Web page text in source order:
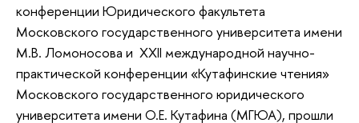
конференции Юридического факультета
Московского государственного университета имени
М.В. Ломоносова и XXII международной научно-
практической конференции «Кутафинские чтения»
Московского государственного юридического
университета имени О.Е. Кутафина (МГЮА), прошли